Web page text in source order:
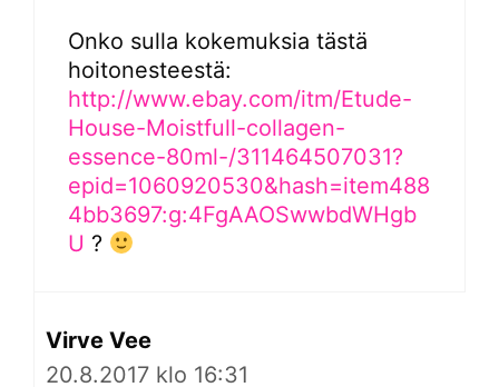
Onko sulla kokemuksia tästä
hoitonesteestä:
http://www.ebay.com/itm/Etude-
House-Moistfull-collagen-
essence-80ml-/311464507031?
epid=1060920530&hash=item488
4bb3697:g:4FgAAOSwwbdWHgb
U ?
Virve Vee
20.8.2017 klo 16:31